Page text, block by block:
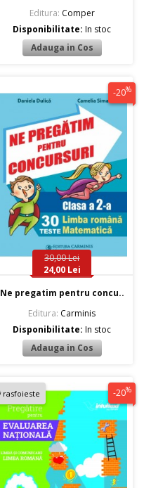
Editura: Comper
Disponibilitate:In stoc
-20%
30,00 Lei
24,00 Lei
Ne pregatim pentru concu..
Editura: Carminis
Disponibilitate:In stoc
rasfoieste -20%